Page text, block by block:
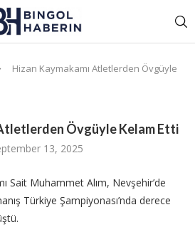
Hizan Kaymakamı Atletlerden Övgüyle
Övgüyle Kelam Etti
13, 2025
Sait Muhammet Alım, Nevşehir’de
Türkiye Şampiyonası’nda derece